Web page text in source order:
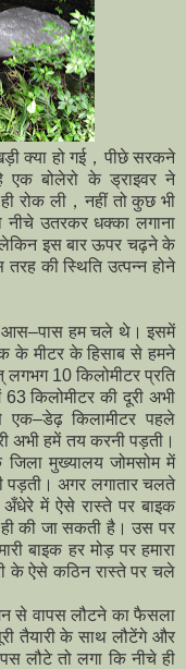
क्या हो गई，पीछे सरकने
बोलेरो के ड्राइवर ने
रोक ली，नहीं तो कुछ भी
नीचे उतरकर धक्का लगाना
इस बार ऊपर चढ़ने के
की स्थिति उत्पन्न होने
आस–पास हम चले थे। इसमें
के मीटर के हिसाब से हमने
लगभग 10 किलोमीटर प्रति
किलोमीटर की दूरी अभी
किलामीटर पहले
अभी हमें तय करनी पड़ती।
मुख्यालय जोमसोम में
पड़ती। अगर लगातार चलते
में ऐसे रास्ते पर बाइक
की जा सकती है। उस पर
बाइक हर मोड़ पर हमारा
के ऐसे कठिन रास्ते पर चले
से वापस लौटने का फैसला
तैयारी के साथ लौटेंगे और
लौटे तो लगा कि नीचे ही